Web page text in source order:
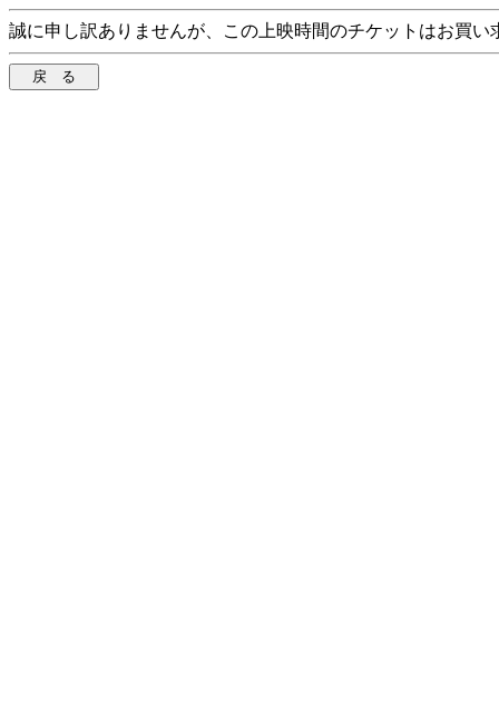
誠に申し訳ありませんが、この上映時間のチケットはお買い